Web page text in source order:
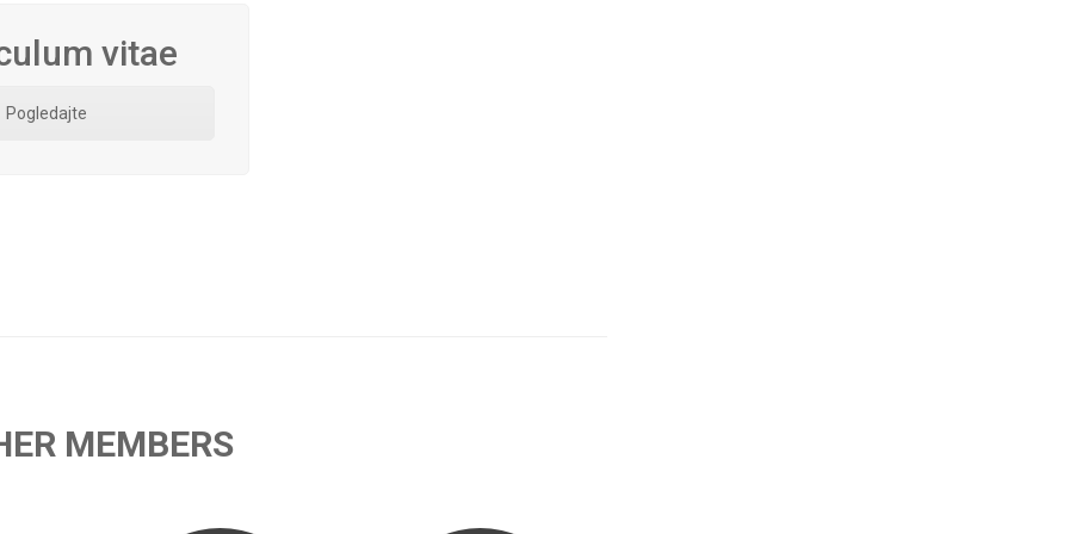
vitae
Pogledajte
MEMBERS